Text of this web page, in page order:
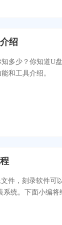
绍
多少？你知道U
和工具介绍。
件，刻录软件可
统。下面小编